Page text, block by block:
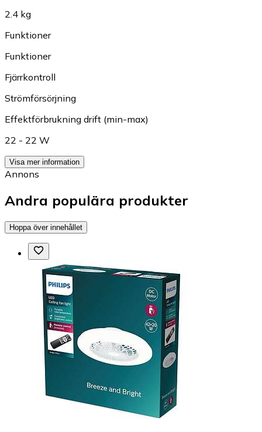
2.4 kg
Funktioner
Funktioner
Fjärrkontroll
Strömförsörjning
Effektförbrukning drift (min-max)
22 - 22 W
Visa mer information
Annons
Andra populära produkter
Hoppa över innehållet